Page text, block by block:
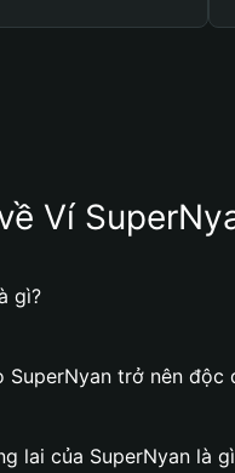
Ví
gì?
SuperNyan trở nên độc
lai của SuperNyan là